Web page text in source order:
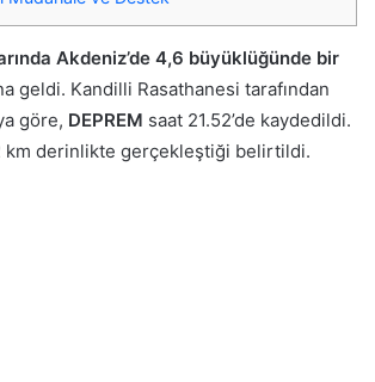
Akdeniz’de 4,6 büyüklüğünde bir
geldi. Kandilli Rasathanesi tarafından
göre, DEPREM saat 21.52’de kaydedildi.
km derinlikte gerçekleştiği belirtildi.